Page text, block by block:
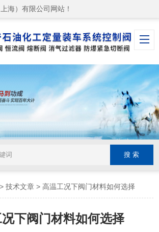
海）有限公司网站！
>技术文章 >高温工况下阀门材料如何选择
下阀门材料如何选择